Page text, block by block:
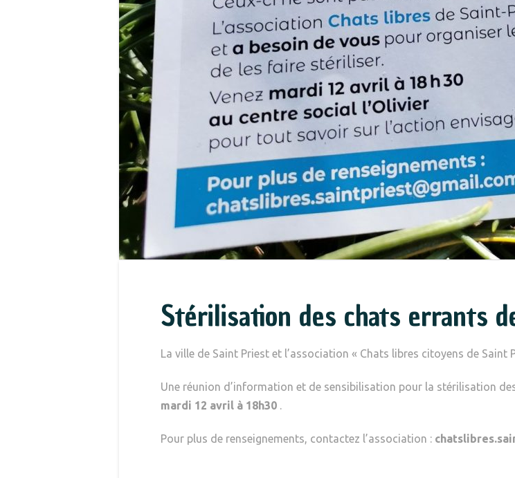
Stérilisation des chats errants
La ville de Saint Priest et l’association « Chats libres citoyens de Saint
Une réunion d’information et de sensibilisation pour la stérilisation
mardi 12 avril à 18h30 .
Pour plus de renseignements, contactez l’association :